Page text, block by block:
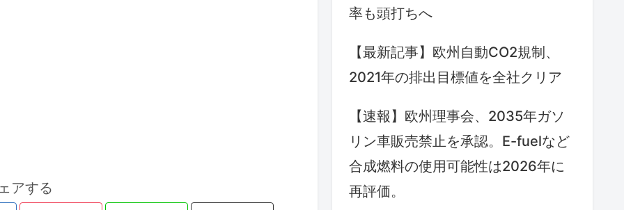
アする
率も頭打ちへ
【最新記事】欧州自動CO2規制、
2021年の排出目標値を全社クリア
【速報】欧州理事会、2035年ガソ
リン車販売禁止を承認。E-fuelなど
合成燃料の使用可能性は2026年に
再評価。